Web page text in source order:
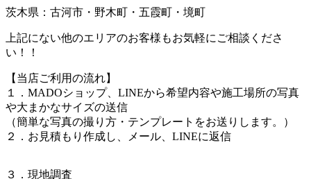
茨木県：古河市・野木町・五霞町・境町
上記にない他のエリアのお客様もお気軽にご相談くださ
い！！
【当店ご利用の流れ】
１．MADOショップ、LINEから希望内容や施工場所の写真
や大まかなサイズの送信
（簡単な写真の撮り方・テンプレートをお送りします。）
２．お見積もり作成し、メール、LINEに返信
３．現地調査